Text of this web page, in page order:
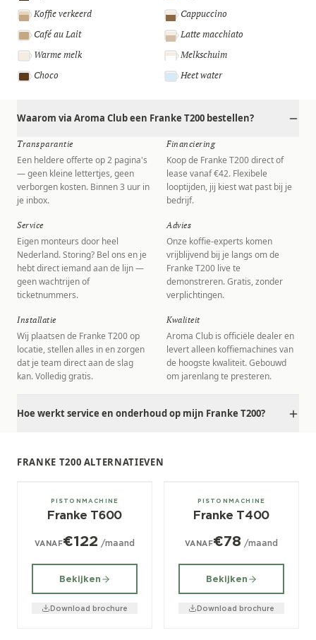
Koffie verkeerd
Cappuccino
Café au Lait
Latte macchiato
Warme melk
Melkschuim
Choco
Heet water
Waarom via Aroma Club een Franke T200 bestellen?
Transparantie
Een heldere offerte op 2 pagina's
— geen kleine lettertjes, geen
verborgen kosten. Binnen 3 uur in
je inbox.
Financiering
Koop de Franke T200 direct of
lease vanaf €42. Flexibele
looptijden, jij kiest wat past bij je
bedrijf.
Service
Eigen monteurs door heel
Nederland. Storing? Bel ons en je
hebt direct iemand aan de lijn —
geen wachtrijen of
ticketnummers.
Advies
Onze koffie-experts komen
vrijblijvend bij je langs om de
Franke T200 live te
demonstreren. Gratis, zonder
verplichtingen.
Installatie
Wij plaatsen de Franke T200 op
locatie, stellen alles in en zorgen
dat je team direct aan de slag
kan. Volledig gratis.
Kwaliteit
Aroma Club is officiële dealer en
levert alleen koffiemachines van
de hoogste kwaliteit. Gebouwd
om jarenlang te presteren.
Hoe werkt service en onderhoud op mijn Franke T200?
FRANKE T200 ALTERNATIEVEN
2, 3, 4 groeps
PISTONMACHINE
Franke T600
VANAF€122 /maand
Bekijken
Download brochure
2, 3, 4 groeps
PISTONMACHINE
Franke T400
VANAF€78 /maand
Bekijken
Download brochure